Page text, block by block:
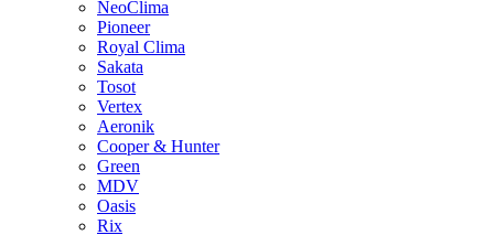
NeoClima
Pioneer
Royal Clima
Sakata
Tosot
Vertex
Aeronik
Cooper & Hunter
Green
MDV
Oasis
Rix